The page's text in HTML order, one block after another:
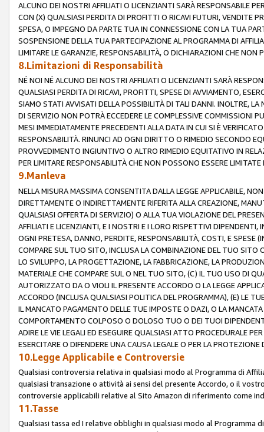
ALCUNO DEI NOSTRI AFFILIATI O LICENZIANTI SARÀ RESPONSABILE
CON (X) QUALSIASI PERDITA DI PROFITTI O RICAVI FUTURI, VENDITE
SPESA, O IMPEGNO DA PARTE TUA IN CONNESSIONE CON LA TUA
SOSPENSIONE DELLA TUA PARTECIPAZIONE AL PROGRAMMA DI
LIMITARE LE GARANZIE, RESPONSABILITÀ, O DICHIARAZIONI CHE NON
8.Limitazioni di Responsabilità
NÉ NOI NÉ ALCUNO DEI NOSTRI AFFILIATI O LICENZIANTI SARÀ
QUALSIASI PERDITA DI RICAVI, PROFITTI, SPESE DI AVVIAMENTO,
SIAMO STATI AVVISATI DELLA POSSIBILITÀ DI TALI DANNI. INOLTRE,
DI SERVIZIO NON POTRÀ ECCEDERE LE COMPLESSIVE COMMISSIONI
MESI IMMEDIATAMENTE PRECEDENTI ALLA DATA IN CUI SI È
RESPONSABILITÀ. RINUNCI AD OGNI DIRITTO O RIMEDIO SECONDO
PROVVEDIMENTO INGIUNTIVO O ALTRO RIMEDIO EQUITATIVO IN
PER LIMITARE RESPONSABILITÀ CHE NON POSSONO ESSERE LIMITATE
9.Manleva
NELLA MISURA MASSIMA CONSENTITA DALLA LEGGE APPLICABILE,
DIRETTAMENTE O INDIRETTAMENTE RIFERITA ALLA CREAZIONE,
QUALSIASI OFFERTA DI SERVIZIO) O ALLA TUA VIOLAZIONE DEL
AFFILIATI E LICENZIANTI, E I NOSTRI E I LORO RISPETTIVI
OGNI PRETESA, DANNO, PERDITE, RESPONSABILITÀ, COSTI, E SPESE
COMPARE SUL TUO SITO, INCLUSA LA COMBINAZIONE DEL TUO SITO
LO SVILUPPO, LA PROGETTAZIONE, LA FABBRICAZIONE, LA
MATERIALE CHE COMPARE SUL O NEL TUO SITO, (C) IL TUO USO DI
AUTORIZZATO DA O VIOLI IL PRESENTE ACCORDO O LA LEGGE
ACCORDO (INCLUSA QUALSIASI POLITICA DEL PROGRAMMA), (E) LE
IL MANCATO PAGAMENTO DELLE TUE IMPOSTE O DAZI, O LA
COMPORTAMENTO COLPOSO O DOLOSO TUO O DEI TUOI
ADIRE LE VIE LEGALI ED ESEGUIRE QUALSIASI ATTO PROCEDURALE
ESERCITARE O DIFENDERE UNA CAUSA LEGALE O PER LA
10.Legge Applicabile e Controversie
Qualsiasi controversia relativa in qualsiasi modo al Programma di
qualsiasi transazione o attività ai sensi del presente Accordo, o il
controversie applicabili relative al Sito Amazon di riferimento come
11.Tasse
Qualsiasi tassa ed I relative obblighi in qualsiasi modo al